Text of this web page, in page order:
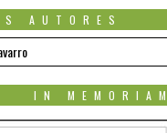
AUTORES
IN MEMORIAM